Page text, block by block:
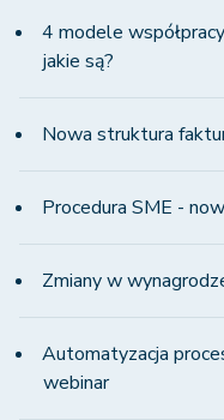
4 modele
jakie są?
Nowa struktura
Procedura SME -
Zmiany w
Automatyzacja
webinar